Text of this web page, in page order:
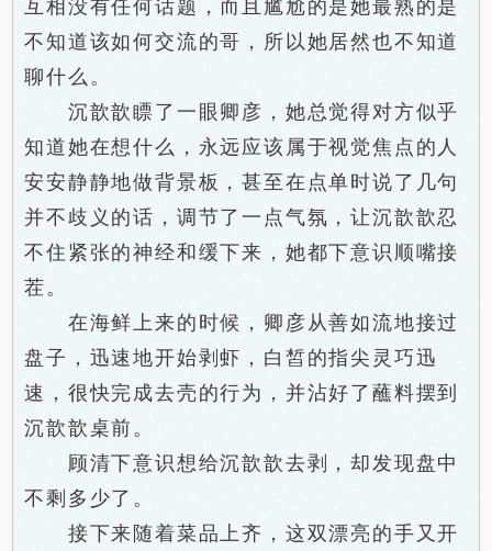
互相没有任何话题，而且尴尬的是她最熟的是
不知道该如何交流的哥，所以她居然也不知道
聊什么。
沉歆歆瞟了一眼卿彦，她总觉得对方似乎
知道她在想什么，永远应该属于视觉焦点的人
安安静静地做背景板，甚至在点单时说了几句
并不歧义的话，调节了一点气氛，让沉歆歆忍
不住紧张的神经和缓下来，她都下意识顺嘴接
茬。
在海鲜上来的时候，卿彦从善如流地接过
盘子，迅速地开始剥虾，白皙的指尖灵巧迅
速，很快完成去壳的行为，并沾好了蘸料摆到
沉歆歆桌前。
顾清下意识想给沉歆歆去剥，却发现盘中
不剩多少了。
接下来随着菜品上齐，这双漂亮的手又开